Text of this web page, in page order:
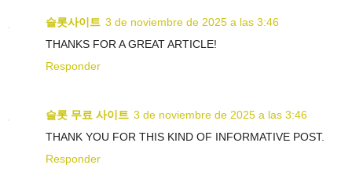
슬롯사이트 3 de noviembre de 2025 a las 3:46
THANKS FOR A GREAT ARTICLE!
Responder
슬롯 무료 사이트 3 de noviembre de 2025 a las 3:46
THANK YOU FOR THIS KIND OF INFORMATIVE POST.
Responder